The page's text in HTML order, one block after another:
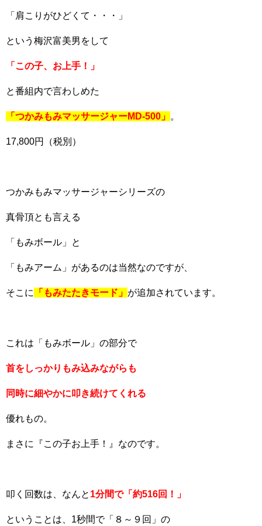
「肩こりがひどくて・・・」
という梅沢富美男をして
「この子、お上手！」
と番組内で言わしめた
「つかみもみマッサージャーMD-500」 。
17,800円（税別）
つかみもみマッサージャーシリーズの
真骨頂とも言える
「もみボール」と
「もみアーム」があるのは当然なのですが、
そこに 「もみたたきモード」 が追加されています。
これは「もみボール」の部分で
首をしっかりもみ込みながらも
同時に細やかに叩き続けてくれる
優れもの。
まさに『この子お上手！』なのです。
叩く回数は、なんと 1分間で「約516回！」
ということは、1秒間で「８～９回」の